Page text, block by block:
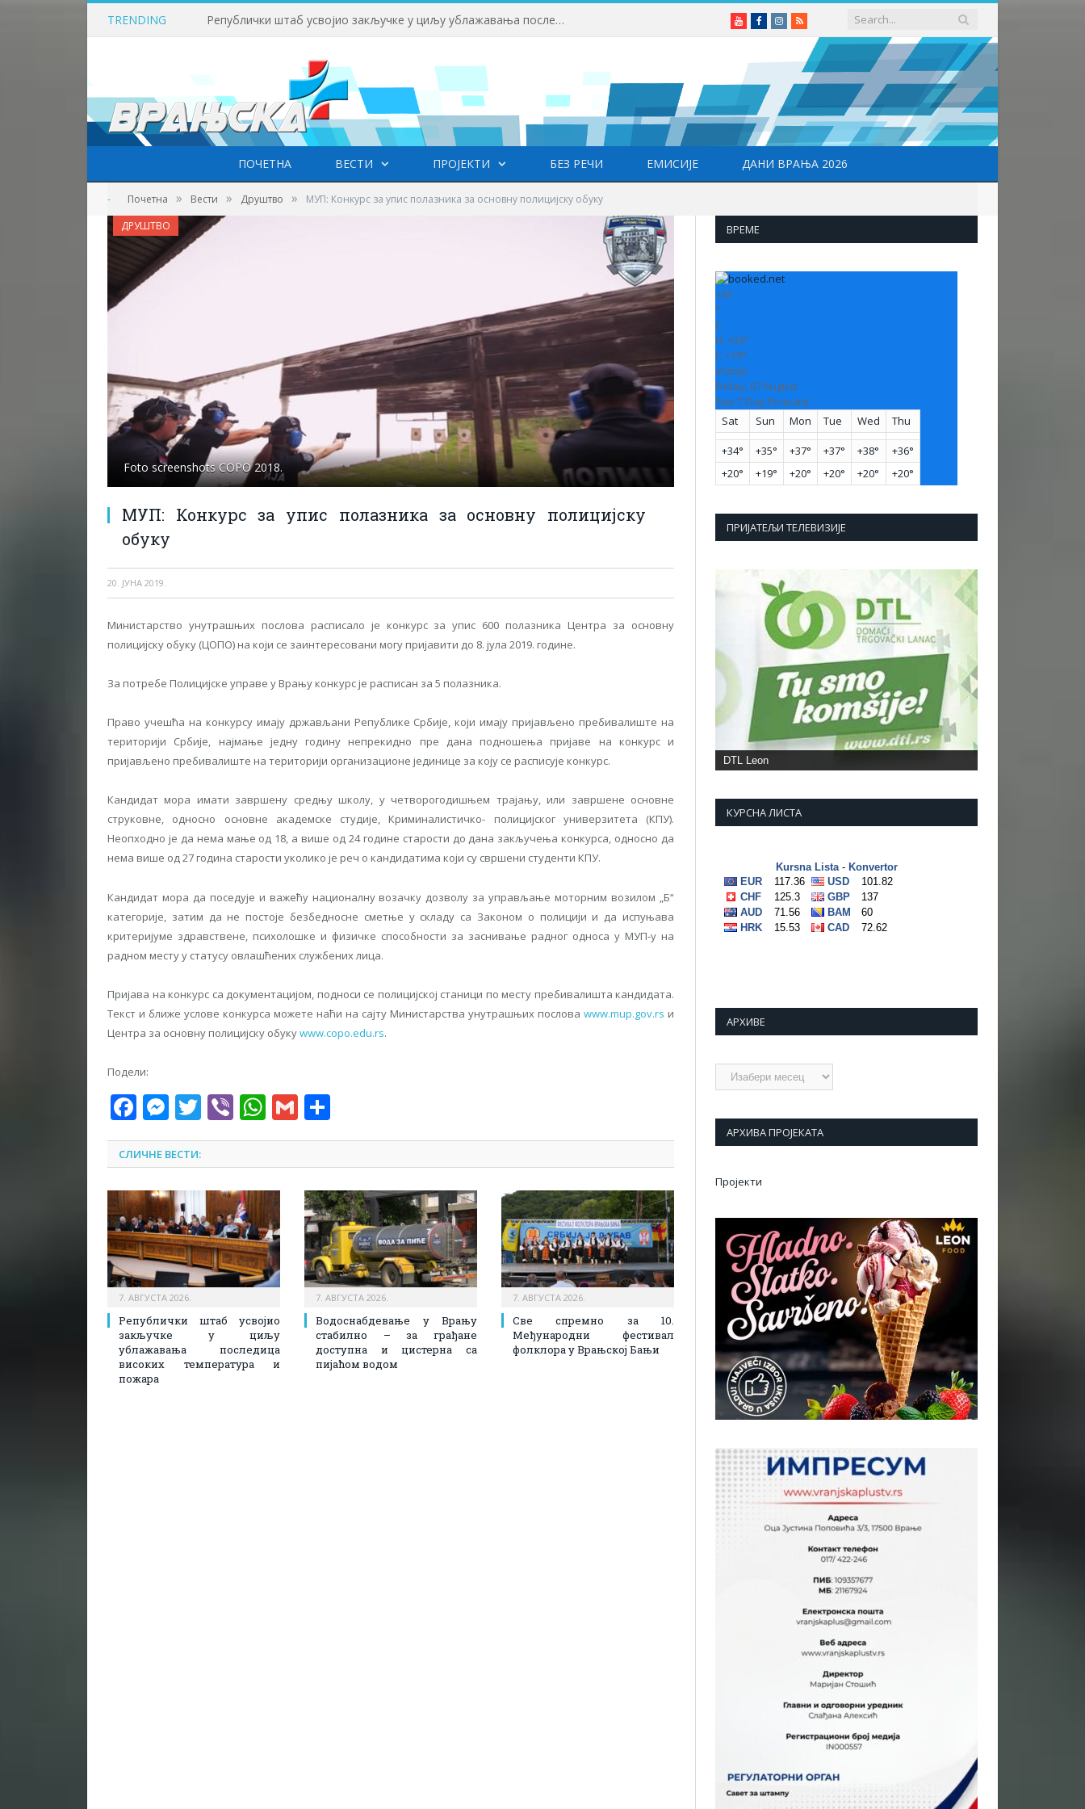
TRENDING Викенд у знаку бициклизма у Врању YoutubeFacebookInstagram
RSS
ПОЧЕТНА ВЕСТИ ПРОЈЕКТИ БЕЗ РЕЧИ ЕМИСИЈЕ ДАНИ ВРАЊА 2026
- Почетна » Вести » Друштво » МУП: Конкурс за упис полазника за основну полицијску обуку
Foto screenshots COPO 2018.
МУП: Конкурс за упис полазника за основну полицијску
обуку
20. ЈУНА 2019.
ДРУШТВО
Министарство унутрашњих послова расписало је конкурс за упис 600 полазника Центра за основну
полицијску обуку (ЦОПО) на који се заинтересовани могу пријавити до 8. јула 2019. године.
За потребе Полицијске управе у Врању конкурс је расписан за 5 полазника.
Право учешћа на конкурсу имају држављани Републике Србије, који имају пријављено пребивалиште на
територији Србије, најмање једну годину непрекидно пре дана подношења пријаве на конкурс и
пријављено пребивалиште на територији организационе јединице за коју се расписује конкурс.
Кандидат мора имати завршену средњу школу, у четворогодишњем трајању, или завршене основне
струковне, односно основне академске студије, Криминалистичко- полицијског универзитета (КПУ).
Неопходно је да нема мање од 18, а више од 24 године старости до дана закључења конкурса, односно да
нема више од 27 година старости уколико је реч о кандидатима који су свршени студенти КПУ.
Кандидат мора да поседује и важећу националну возачку дозволу за управљање моторним возилом „Б“
категорије, затим да не постоје безбедносне сметње у складу са Законом о полицији и да испуњава
критеријуме здравствене, психолошке и физичке способности за заснивање радног односа у МУП-у на
радном месту у статусу овлашћених службених лица.
Пријава на конкурс са документацијом, подноси се полицијској станици по месту пребивалишта кандидата.
Текст и ближе услове конкурса можете наћи на сајту Министарства унутрашњих послова www.mup.gov.rs и
Центра за основну полицијску обукуwww.copo.edu.rs.
Подели:
Facebook
Messenger
Twitter
ViberWhatsApp
Gmail
СЛИЧНЕ ВЕСТИ:
7. АВГУСТА 2026.
Републички штаб усвојио
закључке у циљу
ублажавања последица
високих температура и
пожара​
7. АВГУСТА 2026.
Водоснабдевање у Врању
стабилно – за грађане
доступна и цистерна са
пијаћом водом
7. АВГУСТА 2026.
Све спремно за 10.
Међународни фестивал
фолклора у Врањској Бањи
ВРЕМЕ
+33
°
C
H: +33°
L: +19°
Vranje
Friday, 07 August
See 7-Day Forecast
Sat
Sun Mon Tue Wed Thu
+34° +35° +37° +37° +38° +36°
+20° +19° +20° +20° +20° +20°
ПРИЈАТЕЉИ ТЕЛЕВИЗИЈЕ
КУРСНА ЛИСТА
АРХИВЕ
Архиве
АРХИВА ПРОЈЕКАТА
Пројекти